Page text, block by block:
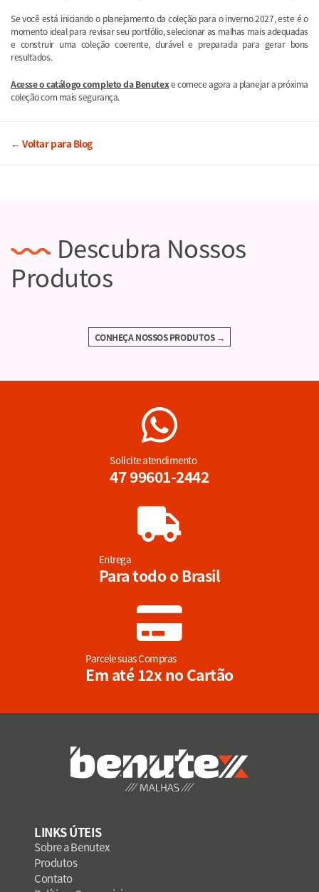
Se você está iniciando o planejamento da coleção para o inverno 2027, este é o
momento ideal para revisar seu portfólio, selecionar as malhas mais adequadas
e construir uma coleção coerente, durável e preparada para gerar bons
resultados.
Acesse o catálogo completo da Benutexe comece agora a planejar a próxima
coleção com mais segurança.
← Voltar para Blog
Descubra Nossos
Produtos
CONHEÇA NOSSOS PRODUTOS →
Solicite atendimento
47 99601-2442
Entrega
Para todo o Brasil
Parcele suas Compras
Em até 12x no Cartão
LINKS ÚTEIS
Sobre a Benutex
Produtos
Contato